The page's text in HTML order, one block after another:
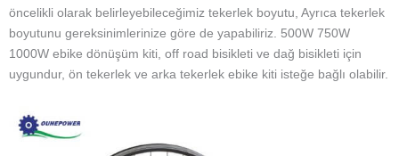
öncelikli olarak belirleyebileceğimiz tekerlek boyutu, Ayrıca tekerlek
boyutunu gereksinimlerinize göre de yapabiliriz. 500W 750W
1000W ebike dönüşüm kiti, off road bisikleti ve dağ bisikleti için
uygundur, ön tekerlek ve arka tekerlek ebike kiti isteğe bağlı olabilir.